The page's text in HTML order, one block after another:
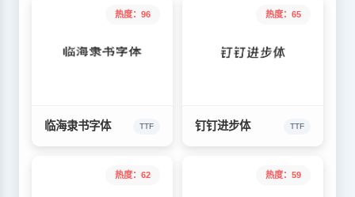
热度：96
临海隶书字体 TTF
热度：65
钉钉进步体 TTF
热度：62 热度：59